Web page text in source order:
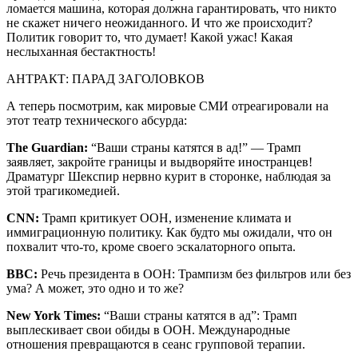
ломается машина, которая должна гарантировать, что никто
не скажет ничего неожиданного. И что же происходит?
Политик говорит то, что думает! Какой ужас! Какая
неслыханная бестактность!
АНТРАКТ: ПАРАД ЗАГОЛОВКОВ
А теперь посмотрим, как мировые СМИ отреагировали на
этот театр технического абсурда:
The Guardian: “Ваши страны катятся в ад!” — Трамп
заявляет, закройте границы и выдворяйте иностранцев!
Драматург Шекспир нервно курит в сторонке, наблюдая за
этой трагикомедией.
CNN: Трамп критикует ООН, изменение климата и
иммиграционную политику. Как будто мы ожидали, что он
похвалит что-то, кроме своего эскалаторного опыта.
BBC: Речь президента в ООН: Трампизм без фильтров или без
ума? А может, это одно и то же?
New York Times: “Ваши страны катятся в ад”: Трамп
выплескивает свои обиды в ООН. Международные
отношения превращаются в сеанс групповой терапии.